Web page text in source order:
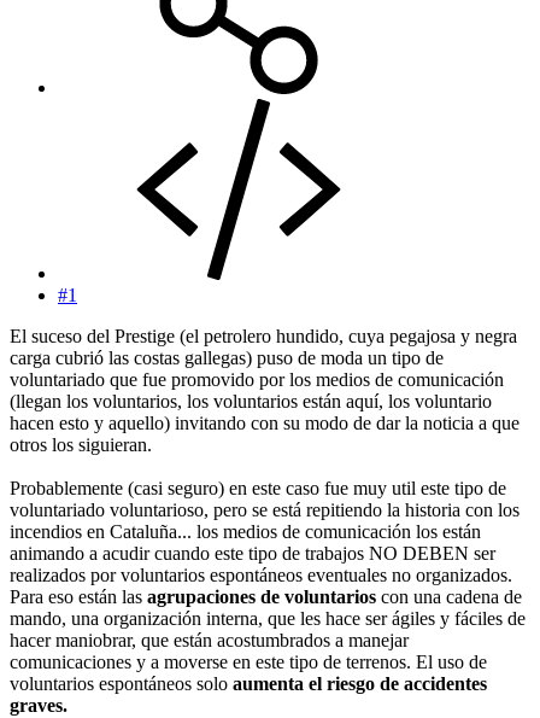
#1
El suceso del Prestige (el petrolero hundido, cuya pegajosa y negra
carga cubrió las costas gallegas) puso de moda un tipo de
voluntariado que fue promovido por los medios de comunicación
(llegan los voluntarios, los voluntarios están aquí, los voluntario
hacen esto y aquello) invitando con su modo de dar la noticia a que
otros los siguieran.
Probablemente (casi seguro) en este caso fue muy util este tipo de
voluntariado voluntarioso, pero se está repitiendo la historia con los
incendios en Cataluña... los medios de comunicación los están
animando a acudir cuando este tipo de trabajos NO DEBEN ser
realizados por voluntarios espontáneos eventuales no organizados.
Para eso están las agrupaciones de voluntarios con una cadena de
mando, una organización interna, que les hace ser ágiles y fáciles de
hacer maniobrar, que están acostumbrados a manejar
comunicaciones y a moverse en este tipo de terrenos. El uso de
voluntarios espontáneos solo aumenta el riesgo de accidentes
graves.